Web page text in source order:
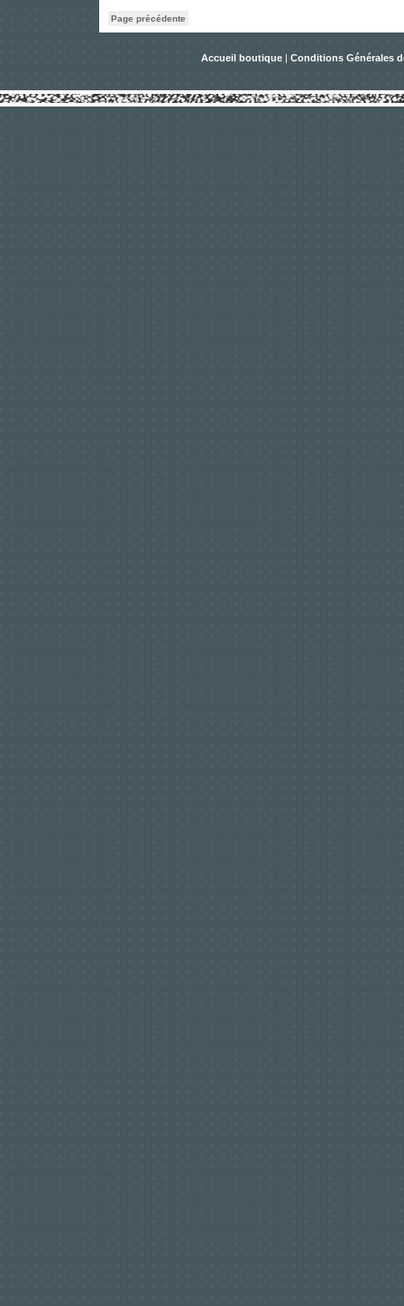
Page précédente
Accueil boutique | Conditions Générales